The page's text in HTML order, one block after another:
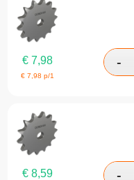
€ 7,98
€7,98 p/1
€ 8,59